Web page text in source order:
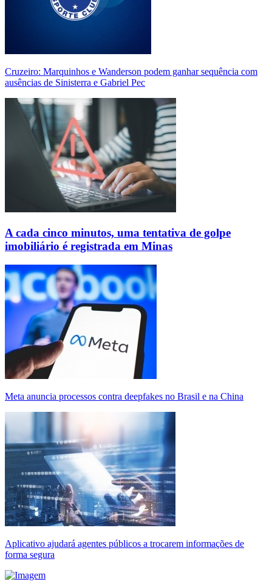
Cruzeiro: Marquinhos e Wanderson podem ganhar sequência com
ausências de Sinisterra e Gabriel Pec
A cada cinco minutos, uma tentativa de golpe
imobiliário é registrada em Minas
Meta anuncia processos contra deepfakes no Brasil e na China
Aplicativo ajudará agentes públicos a trocarem informações de
forma segura